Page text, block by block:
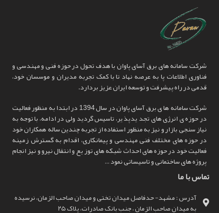
شرکت سامانه های برق آسای پاوان با هدف تحول در حوزه فنی و مهندسی و
فناوری اطلاعات پا به عرصه نهاد تا با کمک تجربه مدیران و موسسان خود،
قدمی در راه پیشرفت و توسعه ایران عزیز بردارد.
شرکت سامانه ها ی برق آسای پاوان در سال 1394 در ابتدا به منظور فعالیت
در حوزه ی انرژی های تجد یدپذ یر، تاسیس گردید ولی در ادامه، با توجه به
نیاز سنجی بازار و نیز به منظور استفاده از تجربه چندین ساله همکاران خود
در حوزه های مختلف فنی مهندسی و پیمانکاری، اقدام به گسترش زمینه
فعالیت خود در حوزه های احداث شبکه های توز یع و انتقال نیرو و نیز انجام
پروژه های ساختمانی و تاسیساتی نمود …
تماس با ما
آدرس : مشهد- حدفاصل میدان تختی و میدان صاحب الزمان، نرسیده
به میدان صاحب الزمان ، جنب بانک صادرات، پلاک ۲۵